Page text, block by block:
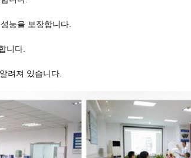
능을 보장합니다.
니다.
려져 있습니다.